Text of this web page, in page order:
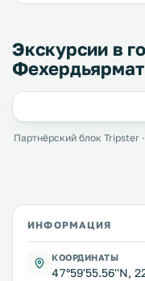
Экскурсии в
Фехердьярмат
Партнёрский блок Tripster
ИНФОРМАЦИЯ
КООРДИНАТЫ
47°59'55.56''N,